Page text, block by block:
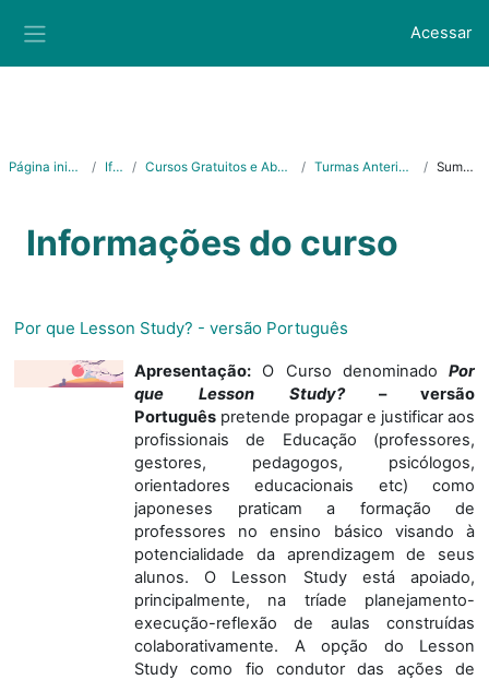
Acessar
Página inicial Ifes Cursos Gratuitos e Abertos Turmas Anteriores Sumário
Informações do curso
Por que Lesson Study? - versão Português
Apresentação: O Curso denominado Por
que
Lesson Study? – versão
Português pretende propagar e justificar aos
profissionais de Educação (professores,
gestores, pedagogos, psicólogos,
orientadores educacionais etc) como
japoneses praticam a formação de
professores no ensino básico visando à
potencialidade da aprendizagem de seus
alunos. O Lesson Study está apoiado,
principalmente, na tríade planejamento-
execução-reflexão de aulas construídas
colaborativamente. A opção do Lesson
Study como fio condutor das ações de